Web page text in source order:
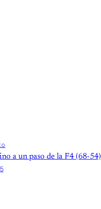
a un paso de la F4 (68-54)